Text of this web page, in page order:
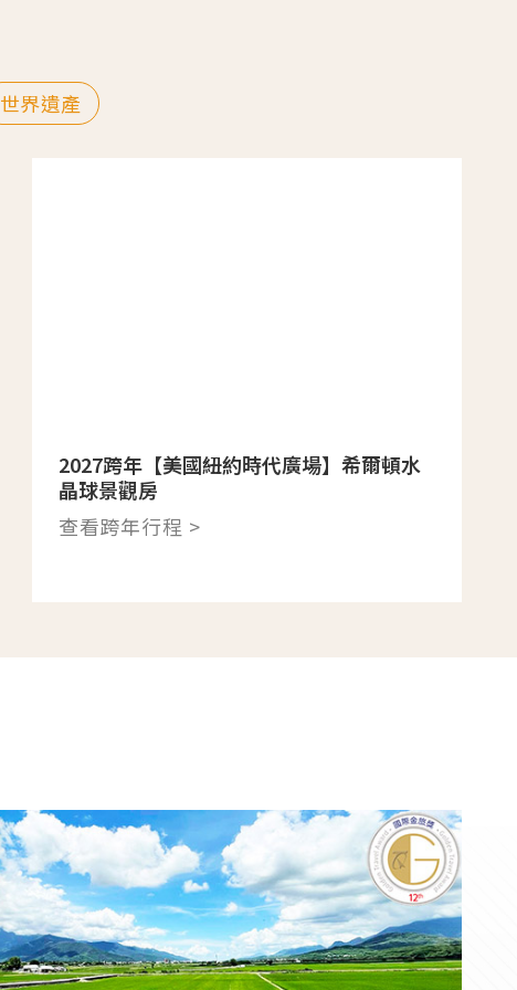
世界遺產
2027跨年【美國紐約時代廣場】希爾頓水
晶球景觀房
查看跨年行程 >